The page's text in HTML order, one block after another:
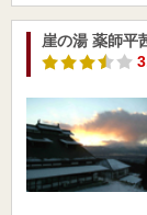
崖の湯 薬師平